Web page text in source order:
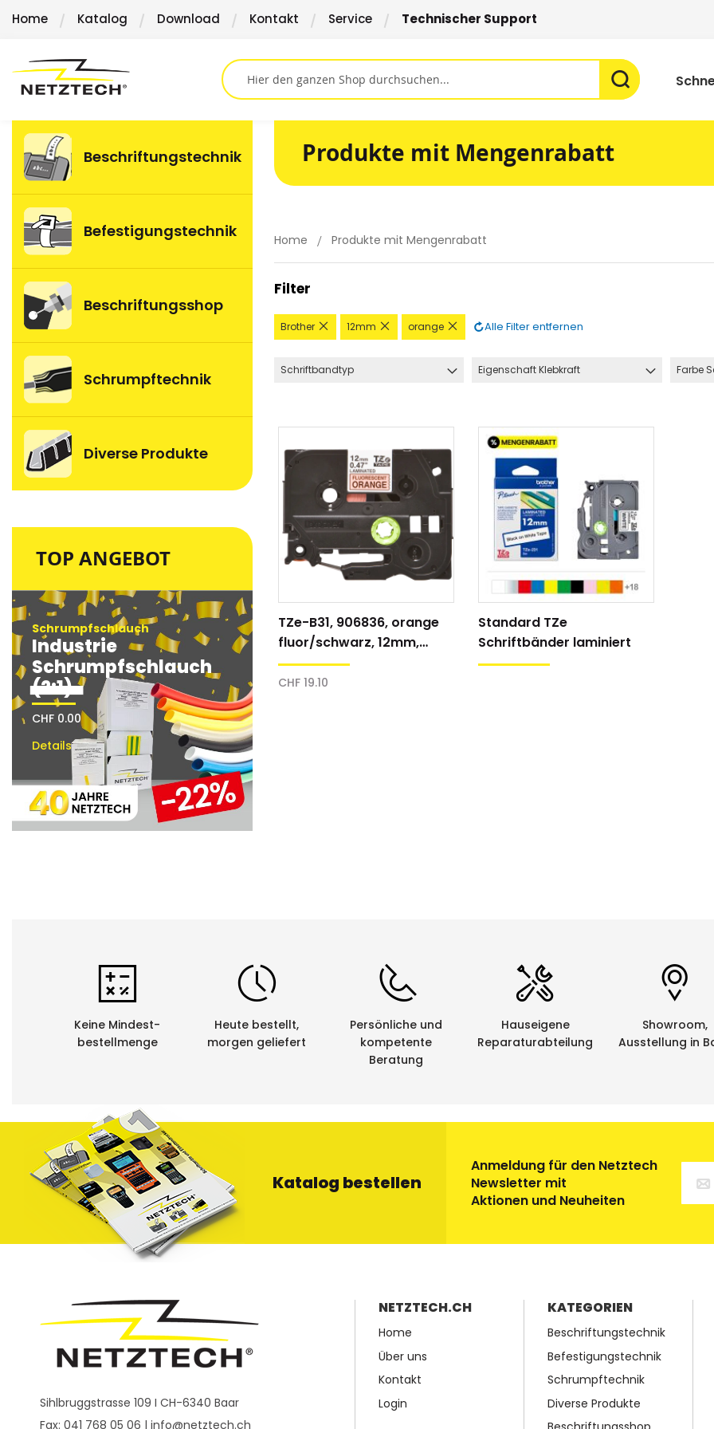
Direkt
Home Katalog Download Kontakt Service Technischer Support
TOP ANGEBOT
Schrumpfschlauch
Industrie
Schrumpfschlauch
(2:1)
CHF 0.00
Details
Schrumpfschlauch
Industrie
Schrumpfschlauch
(2:1)
Schrumpfschlauch
Industrie
Schrumpfschlauch
Beschriftungstechnik
Befestigungstechnik
Beschriftungsshop
Schrumpftechnik
Diverse Produkte
Produkte mit Mengenrabatt
Home Produkte mit Mengenrabatt
Filter
Brother
Diesen
Artikel
12mm
Diesen
Artikel
orange
Diesen
Artikel
Alle Filter entfernen
Schriftbandtyp Eigenschaft Klebkraft Farbe
TZe-B31, 906836, orange
fluor/schwarz, 12mm,
Schriftband
CHF 19.10
Standard TZe
Schriftbänder laminiert
Keine Mindest-
bestellmenge
Heute bestellt,
morgen geliefert
Persönliche und
kompetente
Beratung
Hauseigene
Reparaturabteilung
Showroom,
Ausstellung in
Katalog bestellen
Anmeldung für den Netztech
Newsletter mit
Aktionen und Neuheiten
Sihlbruggstrasse 109 I CH-6340 Baar
Fax: 041 768 05 06 | info@netztech.ch
NETZTECH.CH
Home
Über uns
Kontakt
Login
KATEGORIEN
Beschriftungstechnik
Befestigungstechnik
Schrumpftechnik
Diverse Produkte